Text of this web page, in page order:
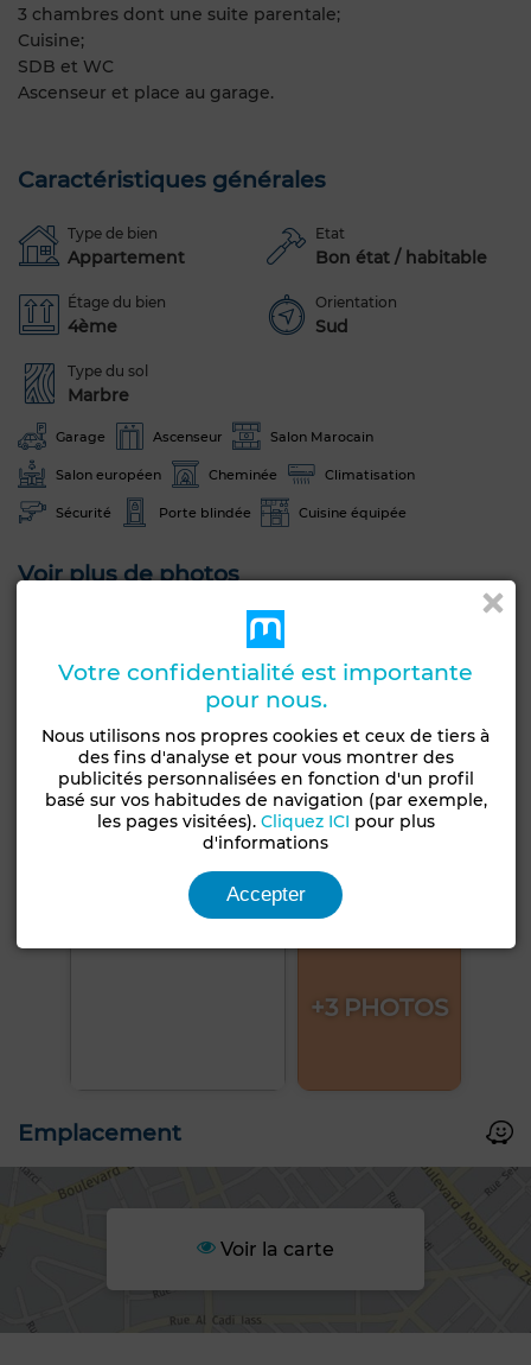
3 chambres dont une suite parentale;
Cuisine;
SDB et WC
Ascenseur et place au garage.
Caractéristiques générales
Type de bien
Appartement
Etat
Bon état / habitable
Étage du bien
4ème
Orientation
Sud
Type du sol
Marbre
Garage Ascenseur Salon Marocain
Salon européen Cheminée Climatisation
Sécurité Porte blindée Cuisine équipée
Voir plus de photos
+3 PHOTOS
Emplacement
Voir la carte
Votre confidentialité est importante
pour nous.
Nous utilisons nos propres cookies et ceux de tiers à
des fins d'analyse et pour vous montrer des
publicités personnalisées en fonction d'un profil
basé sur vos habitudes de navigation (par exemple,
les pages visitées). Cliquez ICI pour plus
d'informations
Accepter